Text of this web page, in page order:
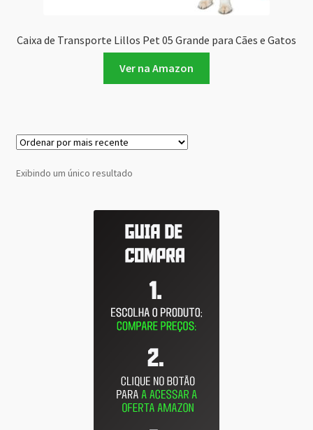
Caixa de Transporte Lillos Pet 05 Grande para Cães e Gatos
Ver na Amazon
Exibindo um único resultado